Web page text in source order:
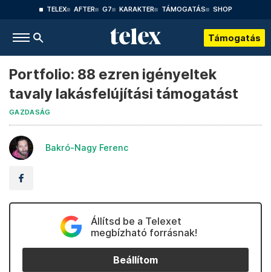
TELEX AFTER G7 KARAKTER TÁMOGATÁS SHOP
Támogatás
Portfolio: 88 ezren igényeltek
tavaly lakásfelújítási támogatást
GAZDASÁG
Bakró-Nagy Ferenc
Állítsd be a Telexet
megbízható forrásnak!
Beállítom